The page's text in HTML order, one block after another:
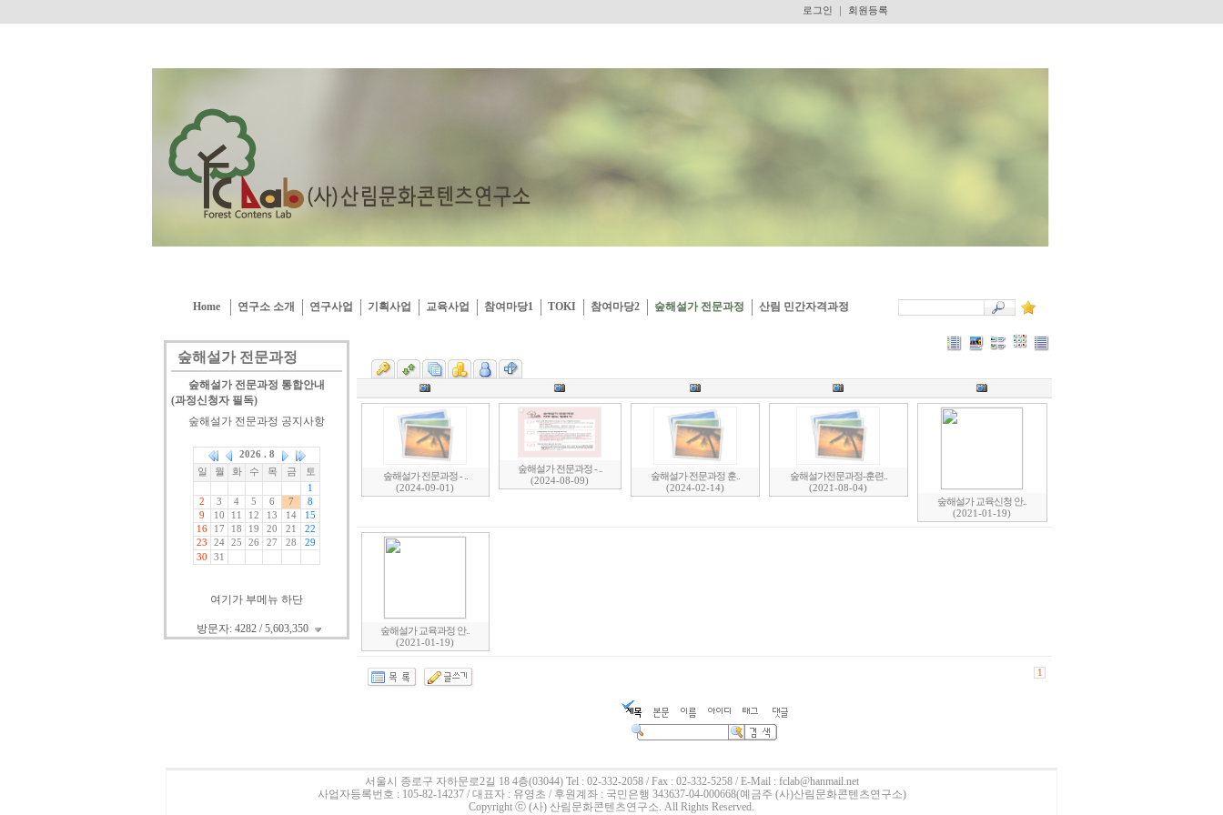
Home 연구소 소개 연구사업 기획사업 교육사업 참여마당1 TOKI 참여마당2 숲해설가 전문과정 산림 민간자격과정
숲해설가 전문과정
숲해설가 전문과정 통합안내
(과정신청자 필독)
숲해설가 전문과정 공지사항
여기가 부메뉴 하단
방문자: 4282 / 5,603,350
숲해설가 전문과정 - ..
(2024-09-01)
숲해설가 전문과정 - ..
(2024-08-09)
숲해설가 전문과정 훈..
(2024-02-14)
숲해설가전문과정-훈련..
(2021-08-04)
숲해설가 교육신청 안..
(2021-01-19)
숲해설가 교육과정 안..
(2021-01-19)
1
서울시 종로구 자하문로2길 18 4층(03044)Tel : 02-332-2058 / Fax : 02-332-5258 / E-Mail : fclab@hanmail.net
사업자등록번호 : 105-82-14237 / 대표자 : 유영초 / 후원계좌 : 국민은행 343637-04-000668(예금주 (사)산림문화콘텐츠연구소)
Copyright ⓒ (사) 산림문화콘텐츠연구소. All Rights Reserved.
로그인 회원등록